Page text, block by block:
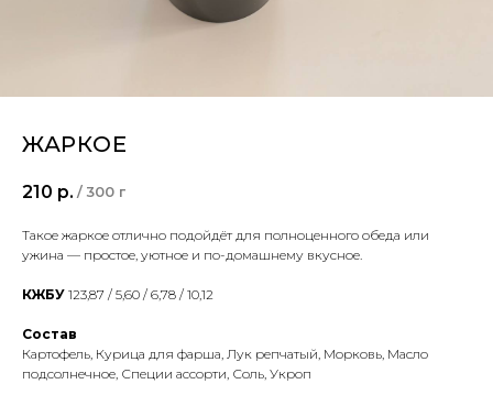
ЖАРКОЕ
210 р. / 300 г
Такое жаркое отлично подойдёт для полноценного обеда или
ужина — простое, уютное и по-домашнему вкусное.
КЖБУ 123,87 / 5,60 / 6,78 / 10,12
Состав
Картофель, Курица для фарша, Лук репчатый, Морковь, Масло
подсолнечное, Специи ассорти, Соль, Укроп